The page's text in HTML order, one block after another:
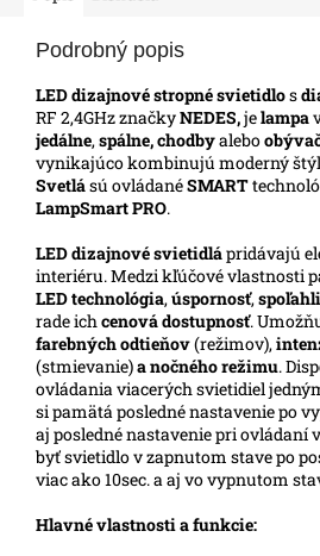
Podrobný popis
LED dizajnové stropné svietidlos
RF 2,4GHz značkyNEDES,jelampa
jedálne,spálne, chodbyalebo
vynikajúco kombinujú moderný
Svetlású ovládanéSMART
LampSmart PRO.
LEDdizajnové svietidlápridávajú
interiéru.Medzi kľúčové vlastnosti
LED technológia,úspornosť,
rade ichcenová dostupnosť.
farebných odtieňov(režimov),
(stmievanie)a nočného režimu.
ovládania viacerých svietidiel
si pamätá posledné nastavenie po
aj posledné nastavenie pri ovládaní
byť svietidlo v zapnutom stave po
viac ako 10sec. a aj vo vypnutom
Hlavné vlastnosti a funkcie: